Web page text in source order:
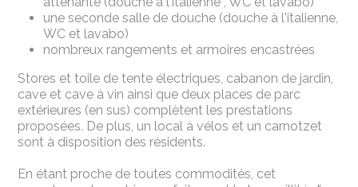
une seconde salle de douche (douche à l'italienne,
WC et lavabo)
nombreux rangements et armoires encastrées
Stores et toile de tente électriques, cabanon de jardin,
cave et cave à vin ainsi que deux places de parc
extérieures (en sus) complètent les prestations
proposées. De plus, un local à vélos et un carnotzet
sont à disposition des résidents.
En étant proche de toutes commodités, cet